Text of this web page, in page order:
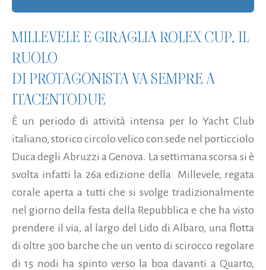
MILLEVELE E GIRAGLIA ROLEX CUP, IL
RUOLO
DI PROTAGONISTA VA SEMPRE A
ITACENTODUE
È un periodo di attività intensa per lo Yacht Club
italiano, storico circolo velico con sede nel porticciolo
Duca degli Abruzzi a Genova. La settimana scorsa si è
svolta infatti la 26a edizione della Millevele, regata
corale aperta a tutti che si svolge tradizionalmente
nel giorno della festa della Repubblica e che ha visto
prendere il via, al largo del Lido di Albaro, una flotta
di oltre 300 barche che un vento di scirocco regolare
di 15 nodi ha spinto verso la boa davanti a Quarto,